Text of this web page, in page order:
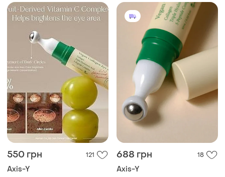
550 грн 121
Axis-Y
688 грн 18
Axis-Y